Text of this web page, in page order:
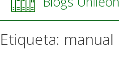
Etiqueta: manual